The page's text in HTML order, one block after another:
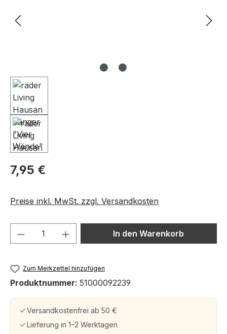
7,95 €
Preise inkl. MwSt. zzgl. Versandkosten
Produkt Anzahl: Gib denIn den Warenkorb
Zum Merkzettel hinzufügen
Produktnummer: 51000092239
Versandkostenfrei ab 50 €
Lieferung in 1–2 Werktagen